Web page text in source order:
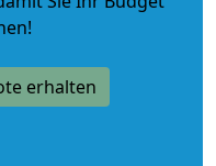
erhalten